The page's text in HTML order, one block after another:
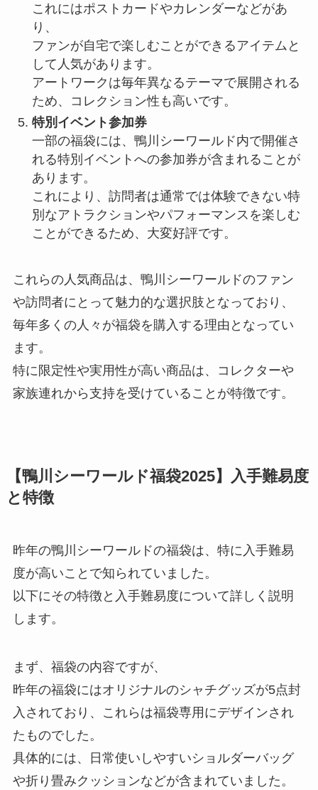
これにはポストカードやカレンダーなどがあ
り、
ファンが自宅で楽しむことができるアイテムと
して人気があります。
アートワークは毎年異なるテーマで展開される
ため、コレクション性も高いです。
特別イベント参加券
一部の福袋には、鴨川シーワールド内で開催さ
れる特別イベントへの参加券が含まれることが
あります。
これにより、訪問者は通常では体験できない特
別なアトラクションやパフォーマンスを楽しむ
ことができるため、大変好評です。
これらの人気商品は、鴨川シーワールドのファン
や訪問者にとって魅力的な選択肢となっており、
毎年多くの人々が福袋を購入する理由となってい
ます。
特に限定性や実用性が高い商品は、コレクターや
家族連れから支持を受けていることが特徴です。
【鴨川シーワールド福袋2025】入手難易度
と特徴
昨年の鴨川シーワールドの福袋は、特に入手難易
度が高いことで知られていました。
以下にその特徴と入手難易度について詳しく説明
します。
まず、福袋の内容ですが、
昨年の福袋にはオリジナルのシャチグッズが5点封
入されており、これらは福袋専用にデザインされ
たものでした。
具体的には、日常使いしやすいショルダーバッグ
や折り畳みクッションなどが含まれていました。